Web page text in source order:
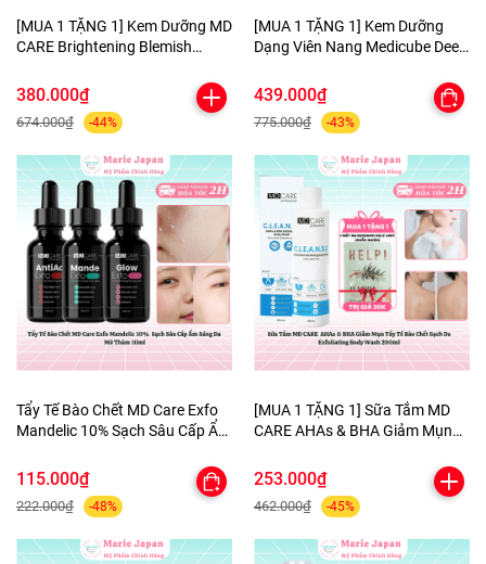
[MUA 1 TẶNG 1] Kem Dưỡng MD
CARE Brightening Blemish
Cấp Ẩm Chuyên Sâu 50ml-
TẶNG 1 MẶT NẠ BERGAMO
HELP JARY
380.000₫
674.000₫ -44%
[MUA 1 TẶNG 1] Kem Dưỡng
Dạng Viên Nang Medicube Deep
Sáng Mờ Thâm Phục Hồi Da
Hộp 55g - TẶNG MẶT NẠ MẮT
439.000₫
775.000₫ -43%
Tẩy Tế Bào Chết MD Care Exfo
Mandelic 10% Sạch Sâu Cấp Ẩm
115.000₫
222.000₫ -48%
[MUA 1 TẶNG 1] Sữa Tắm MD
CARE AHAs & BHA Giảm Mụn
Exfoliating Body Wash 200ml-
TẶNG 1 MẶT NẠ BERGAMO
HELP JARY
253.000₫
462.000₫ -45%